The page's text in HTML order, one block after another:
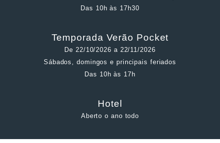
Das 10h às 17h30
Temporada Verão Pocket
De 22/10/2026 a 22/11/2026
Sábados, domingos e principais feriados
Das 10h às 17h
Hotel
Aberto o ano todo